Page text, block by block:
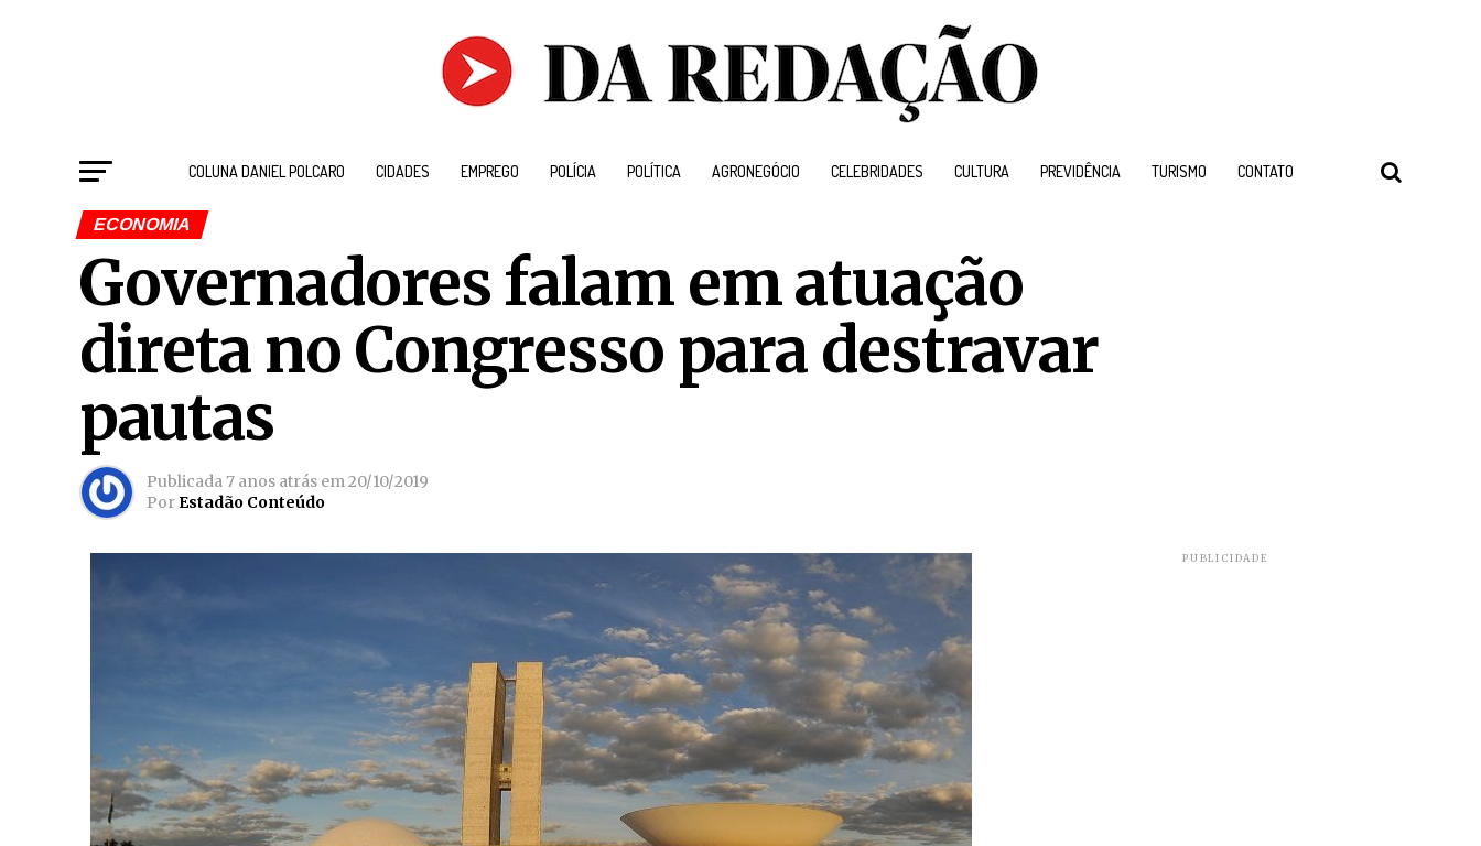
COLUNA DANIEL POLCARO CIDADES EMPREGO POLÍCIA POLÍTICA AGRONEGÓCIO CELEBRIDADES CULTURA PREVIDÊNCIA TURISMO CONTATO
ECONOMIA
Governadores falam em atuação
direta no Congresso para destravar
pautas
Publicada7 anos atrás em20/10/2019
PorEstadão Conteúdo
PUBLICIDADE